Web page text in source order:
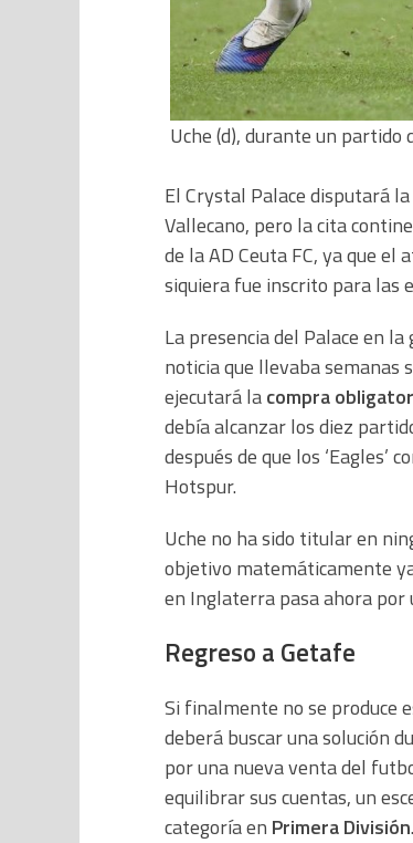
Uche (d), durante un partido
El Crystal Palace disputará
Vallecano, pero la cita
de la AD Ceuta FC, ya que
siquiera fue inscrito para las
La presencia del Palace en
noticia que llevaba semanas
ejecutará lacompra
debía alcanzar los diez
después de que los
Hotspur.
Uche no ha sido titular en
objetivo matemáticamente
en Inglaterra pasa ahora por
Regreso a Getafe
Si finalmente no se produce
deberá buscar una solución
por una nueva venta del
equilibrar sus cuentas, un
categoría en Primera División.